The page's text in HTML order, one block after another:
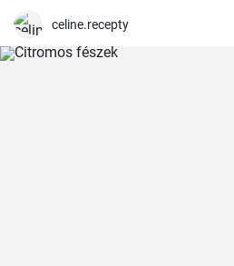
veletek is ezt a csodás receptet.
celine.recepty